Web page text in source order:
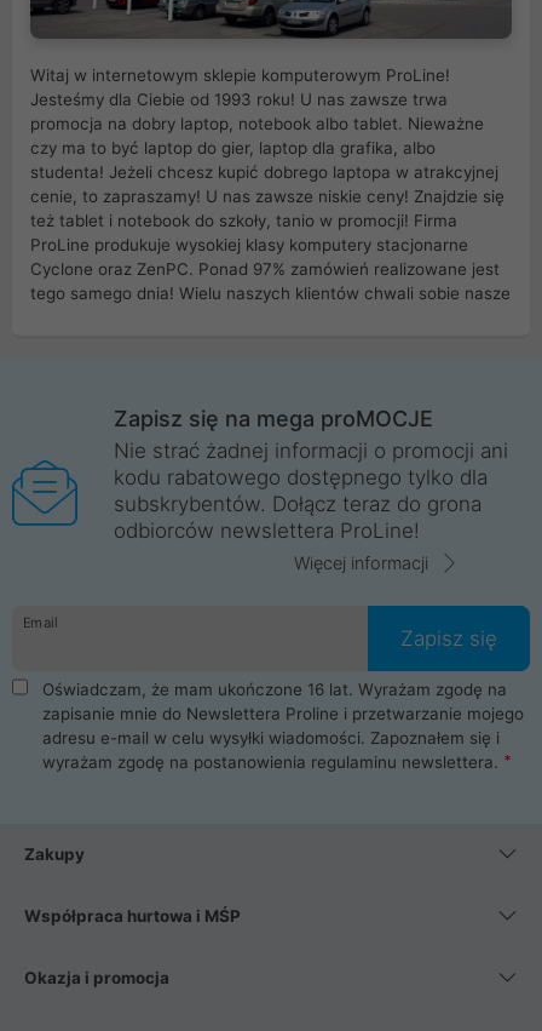
Witaj w internetowym sklepie komputerowym ProLine!
Jesteśmy dla Ciebie od 1993 roku! U nas zawsze trwa
promocja na dobry laptop, notebook albo tablet. Nieważne
czy ma to być laptop do gier, laptop dla grafika, albo
studenta! Jeżeli chcesz kupić dobrego laptopa w atrakcyjnej
cenie, to zapraszamy! U nas zawsze niskie ceny! Znajdzie się
też tablet i notebook do szkoły, tanio w promocji! Firma
ProLine produkuje wysokiej klasy komputery stacjonarne
Cyclone oraz ZenPC. Ponad 97% zamówień realizowane jest
tego samego dnia! Wielu naszych klientów chwali sobie nasze
Wrocław, Poznań, Legnica, Katowice, Gliwice, Kalisz, Bytom,
Trzebnica, Opole. Szybka i profesjonalna obsługa!
ProLine to polska firma ze 100% polskim kapitałem. Działamy
legalnie i płacimy podatki w naszym kraju! Posiadamy siedzibę
główną w Mirkowie oraz salony na terenie kraju. Cała
komunikacja ze sklepem komputerowym ProLine jest
danych osobowych. Dlatego zakup notebooka albo laptopa w
ProLine to czysta przyjemność i pełne bezpieczeństwo.
Zaopatrzysz się u nas w akcesoria i części komputerowe
takie jak procesory, karty graficzne, płyty główne, pamięci,
dyski SSD, M.2 oraz HDD. Nasi pracownicy pomogą Ci wybrać
najlepszy zasilacz komputerowy oraz obudowę do komputera.
Poza komputerami mamy również najlepsze na rynku
Smartfony takich producentów jak Xiaomi, Apple, Samsung i
wentylatory. Na koniec mając już to wszystko, możesz
Zapisz się na mega proMOCJE
Nie strać żadnej informacji o promocji ani
kodu rabatowego dostępnego tylko dla
subskrybentów. Dołącz teraz do grona
odbiorców newslettera ProLine!
Więcej informacji
Email
Zapisz się
Oświadczam, że mam ukończone 16 lat. Wyrażam zgodę na
zapisanie mnie do Newslettera Proline i przetwarzanie mojego
adresu e-mail w celu wysyłki wiadomości. Zapoznałem się i
wyrażam zgodę na postanowienia regulaminu newslettera.
Zakupy
Współpraca hurtowa i MŚP
Okazja i promocja